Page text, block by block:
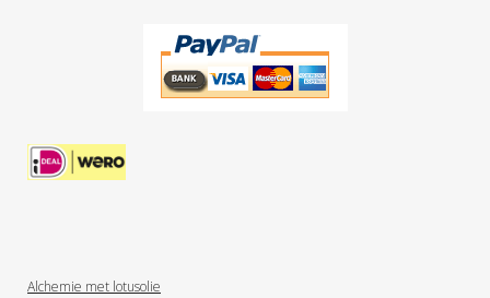
Alchemie met lotusolie